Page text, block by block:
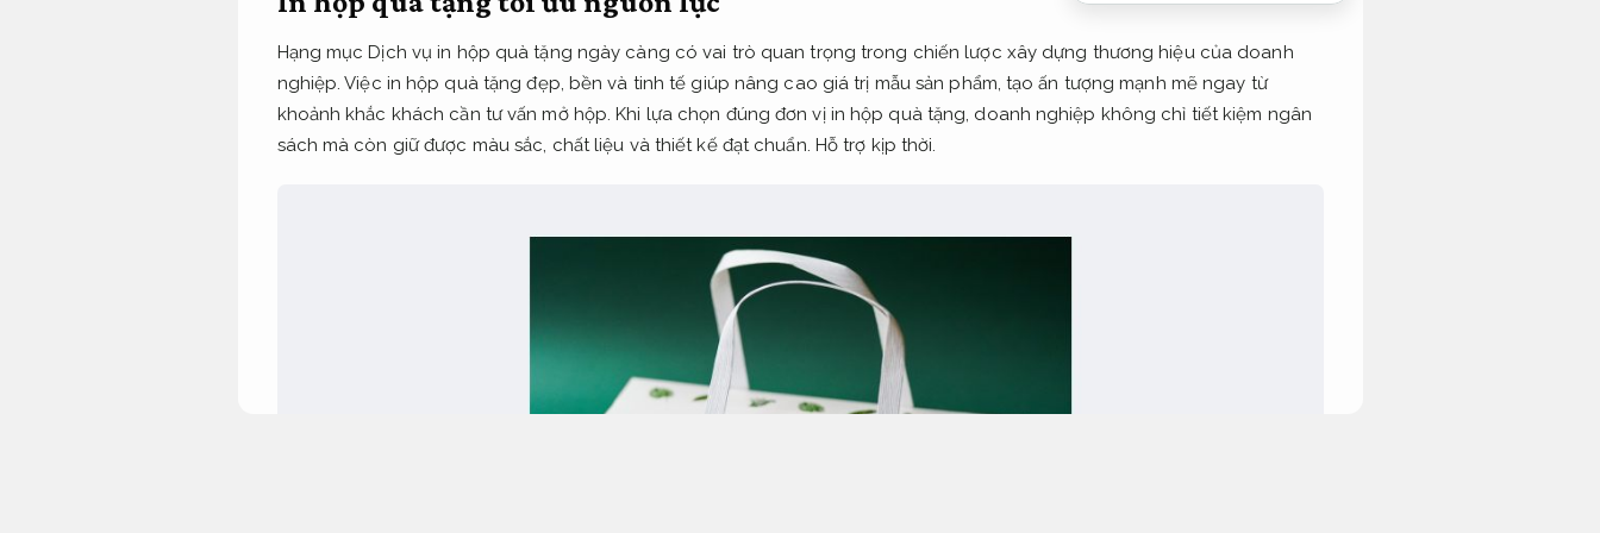
Hạng mục Dịch vụ in hộp quà tặng ngày càng có vai trò quan trọng trong chiến lược xây dựng thương hiệu của doanh
nghiệp. Việc in hộp quà tặng đẹp, bền và tinh tế giúp nâng cao giá trị mẫu sản phẩm, tạo ấn tượng mạnh mẽ ngay từ
khoảnh khắc khách cần tư vấn mở hộp. Khi lựa chọn đúng đơn vị in hộp quà tặng, doanh nghiệp không chỉ tiết kiệm ngân
sách mà còn giữ được màu sắc, chất liệu và thiết kế đạt chuẩn. Hỗ trợ kịp thời.